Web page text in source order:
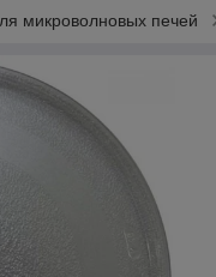
микроволновых печей